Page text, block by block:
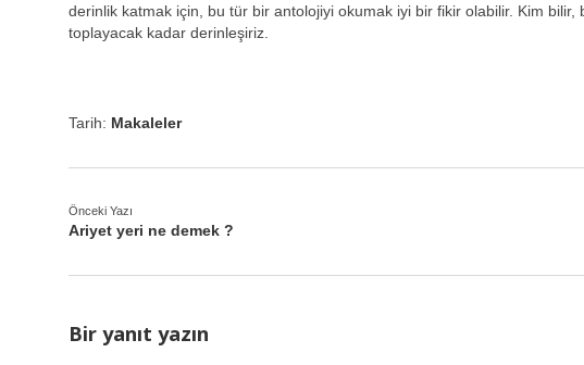
derinlik katmak için, bu tür bir antolojiyi okumak iyi bir fikir olabilir. Kim
toplayacak kadar derinleşiriz.
Tarih: Makaleler
Önceki Yazı
Ariyet yeri ne demek ?
Bir yanıt yazın